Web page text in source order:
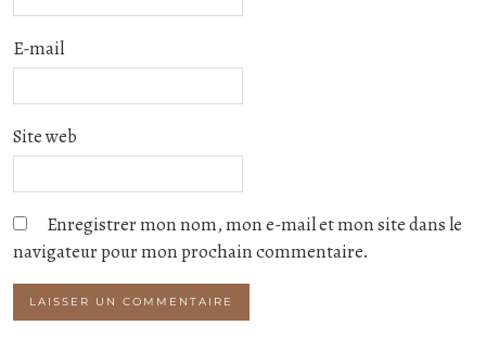
E-mail
Site web
Enregistrer mon nom, mon e-mail et mon site dans le
navigateur pour mon prochain commentaire.